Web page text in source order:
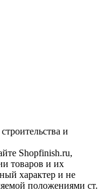
и
Shopfinish.ru,
товаров и их
характер и не
положениями ст.